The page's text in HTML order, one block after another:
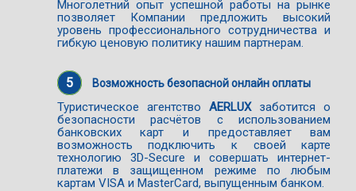
Многолетний опыт успешной работы на рынке
позволяет Компании предложить высокий
уровень профессионального сотрудничества и
гибкую ценовую политику нашим партнерам.
5 Возможность безопасной онлайн оплаты
Туристическое агентство AERLUXзаботится о
безопасности расчётов с использованием
банковских карт и предоставляет вам
возможность подключить к своей карте
технологию 3D-Secure и совершать интернет-
платежи в защищенном режиме по любым
картам VISA и MasterCard, выпущенным банком.